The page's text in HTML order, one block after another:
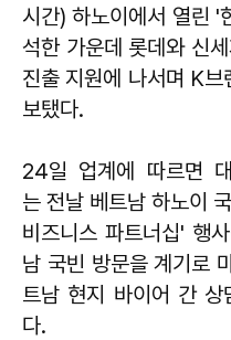
시간) 하노이에서 열린 '
석한 가운데 롯데와 신
진출 지원에 나서며 K
보탰다.
24일 업계에 따르면 대
는 전날 베트남 하노이
비즈니스 파트너십' 행
남 국빈 방문을 계기로
트남 현지 바이어 간 상
다.